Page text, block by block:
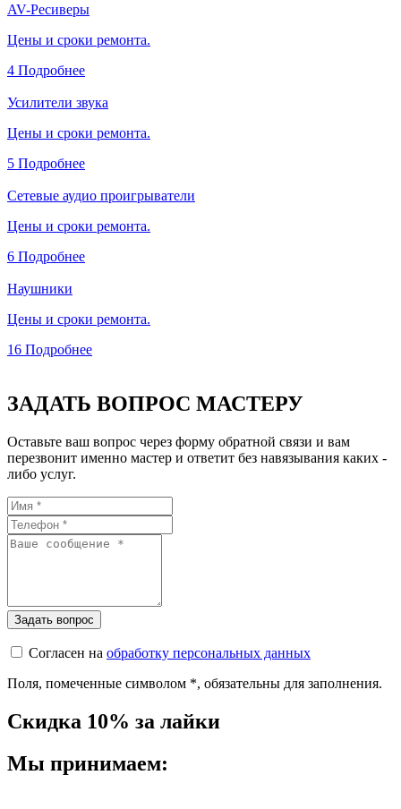
AV-Ресиверы
Цены и сроки ремонта.
4 Подробнее
Усилители звука
Цены и сроки ремонта.
5 Подробнее
Сетевые аудио проигрыватели
Цены и сроки ремонта.
6 Подробнее
Наушники
Цены и сроки ремонта.
16 Подробнее
ЗАДАТЬ ВОПРОС МАСТЕРУ
Оставьте ваш вопрос через форму обратной связи и вам
перезвонит именно мастер и ответит без навязывания каких -
либо услуг.
Согласен на обработку персональных данных
Поля, помеченные символом *, обязательны для заполнения.
Скидка 10% за лайки
Мы принимаем: